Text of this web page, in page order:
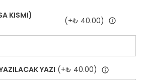
KISMI)
(+₺ 40.00)
YAZI (+₺ 40.00)